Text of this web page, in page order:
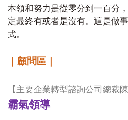
本領和努力是從零分到一百分
定最終有或者是沒有。這是做
式。
｜顧問區｜
【主要企業轉型諮詢公司總裁陳
霸氣領導